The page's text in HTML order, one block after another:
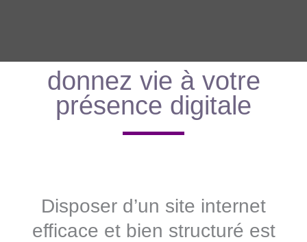
donnez vie à votre
présence digitale
Disposer d’un site internet
efficace et bien structuré est